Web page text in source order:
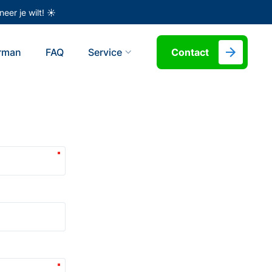
je wilt! ☀️
FAQ Service Contact